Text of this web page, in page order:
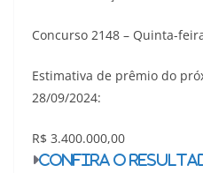
Concurso 2148 – Quinta-
Estimativa de prêmio do
28/09/2024:
R$ 3.400.000,00
Confira o